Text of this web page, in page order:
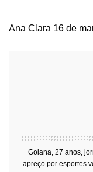
Ana Clara 16 de
Goiana, 27 anos,
apreço por esportes